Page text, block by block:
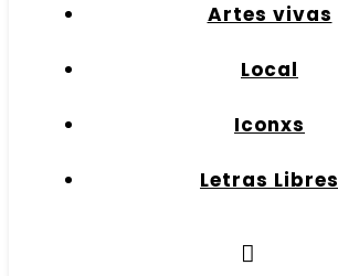
Artes vivas
Local
Iconxs
Letras Libres